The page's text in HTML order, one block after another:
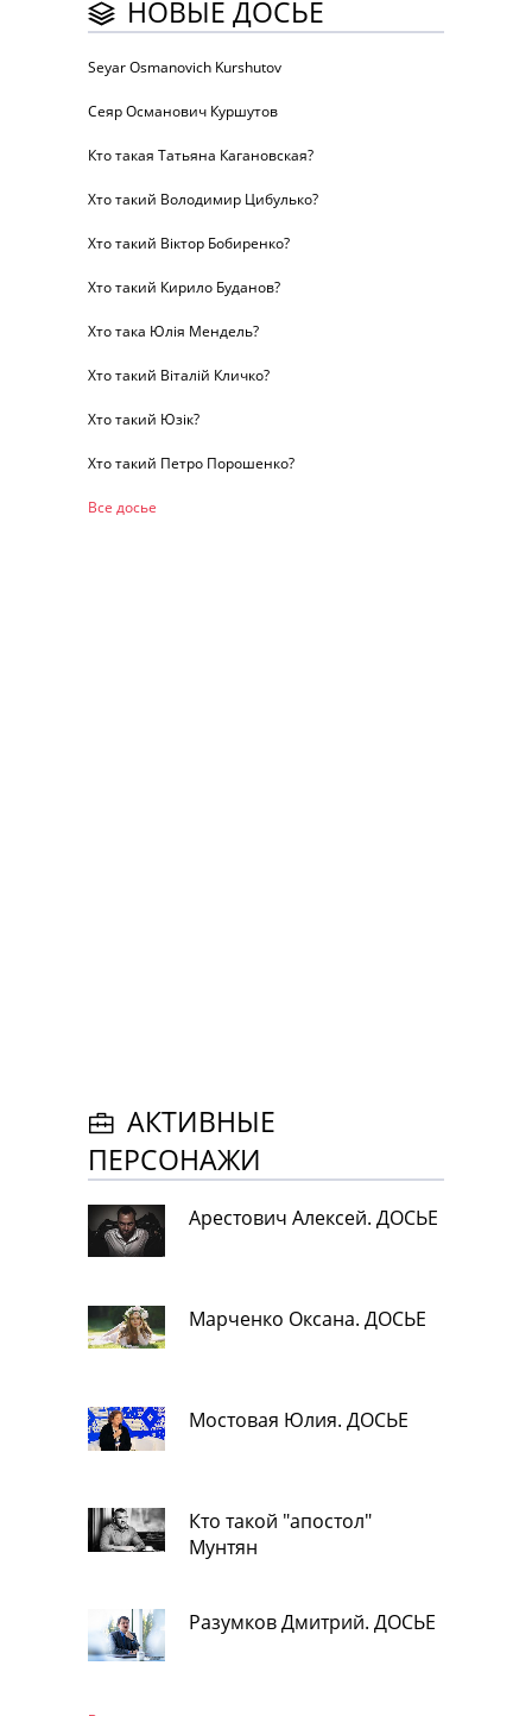
НОВЫЕ ДОСЬЕ
Seyar Osmanovich Kurshutov
Сеяр Османович Куршутов
Кто такая Татьяна Кагановская?
Хто такий Володимир Цибулько?
Хто такий Віктор Бобиренко?
Хто такий Кирило Буданов?
Хто така Юлія Мендель?
Хто такий Віталій Кличко?
Хто такий Юзік?
Хто такий Петро Порошенко?
Все досье
АКТИВНЫЕ
ПЕРСОНАЖИ
Арестович Алексей. ДОСЬЕ
Марченко Оксана. ДОСЬЕ
Мостовая Юлия. ДОСЬЕ
Кто такой "апостол"
Мунтян
Разумков Дмитрий. ДОСЬЕ